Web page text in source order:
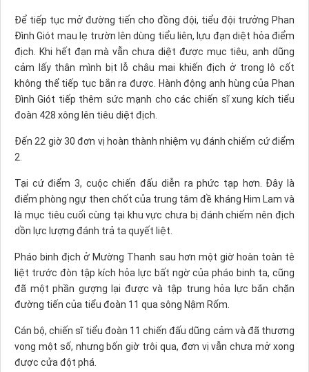
Ðể tiếp tục mở đường tiến cho đồng đội, tiểu đội trưởng Phan
Ðình Giót mau lẹ trườn lên dùng tiểu liên, lựu đạn diệt hỏa điểm
địch. Khi hết đạn mà vẫn chưa diệt được mục tiêu, anh dũng
cảm lấy thân mình bịt lỗ châu mai khiến địch ở trong lô cốt
không thể tiếp tục bắn ra được. Hành động anh hùng của Phan
Ðình Giót tiếp thêm sức mạnh cho các chiến sĩ xung kích tiểu
đoàn 428 xông lên tiêu diệt địch.
Ðến 22 giờ 30 đơn vị hoàn thành nhiệm vụ đánh chiếm cứ điểm
2.
Tại cứ điểm 3, cuộc chiến đấu diễn ra phức tạp hơn. Ðây là
điểm phòng ngự then chốt của trung tâm đề kháng Him Lam và
là mục tiêu cuối cùng tại khu vực chưa bị đánh chiếm nên địch
dồn lực lượng đánh trả ta quyết liệt.
Pháo binh địch ở Mường Thanh sau hơn một giờ hoàn toàn tê
liệt trước đòn tập kích hỏa lực bất ngờ của pháo binh ta, cũng
đã một phần gượng lại được và tập trung hỏa lực bắn chặn
đường tiến của tiểu đoàn 11 qua sông Nậm Rốm.
Cán bộ, chiến sĩ tiểu đoàn 11 chiến đấu dũng cảm và đã thương
vong một số, nhưng bốn giờ trôi qua, đơn vị vẫn chưa mở xong
được cửa đột phá.